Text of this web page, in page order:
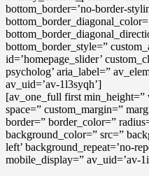
bottom_border=’no-border-
bottom_border_style=”
id=’homepage_slider’
psycholog’ aria_label=”
av_uid=’av-1l3syqh’]
[av_one_full first min_height=”
space=” custom_margin=”
border=” border_color=”
background_color=” src=”
left’ background_repeat=’no-
mobile_display=” av_uid=’av-